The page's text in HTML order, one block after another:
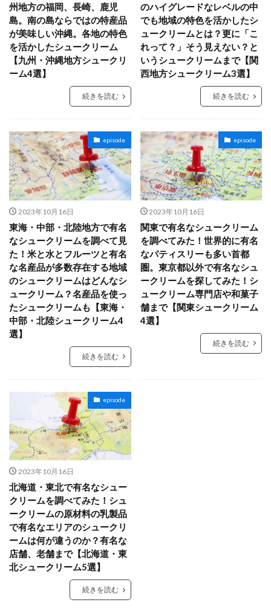
州地方の福岡、長崎、鹿児
島。南の島ならではの特産品
が美味しい沖縄。各地の特色
を活かしたシュークリーム
【九州・沖縄地方シュークリ
ーム4選】
続きを読む
のハイグレードなレベルの中
でも地域の特色を活かしたシ
ュークリームとは？更に「こ
れって？」そう見えない？と
いうシュークリームまで【関
西地方シュークリーム3選】
続きを読む
episode
2023年10月16日
東海・中部・北陸地方で有名
なシュークリームを調べて見
た！米と水とフルーツと有名
な名産品が多数存在する地域
のシュークリームはどんなシ
ュークリーム？名産品を使っ
たシュークリームも【東海・
中部・北陸シュークリーム4
選】
続きを読む
episode
2023年10月16日
関東で有名なシュークリーム
を調べてみた！世界的に有名
なパティスリーも多い首都
圏。東京都以外で有名なシュ
ークリームを探してみた！シ
ュークリーム専門店や和菓子
舗まで【関東シュークリーム
4選】
続きを読む
episode
2023年10月16日
北海道・東北で有名なシュー
クリームを調べてみた！シュ
ークリームの原材料の乳製品
で有名なエリアのシュークリ
ームは何が違うのか？有名な
店舗、老舗まで【北海道・東
北シュークリーム5選】
続きを読む